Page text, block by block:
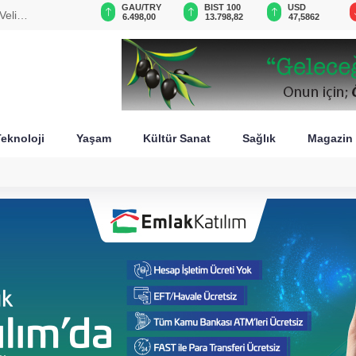
BIST 100
13.798,82
USD
47,5862
EUR
54,8419
Yaşam Kültür Sanat Sağlık Magazin